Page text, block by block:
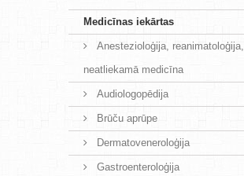
Medicīnas iekārtas
Anestezioloģija, reanimatoloģija,
neatliekamā medicīna
Audiologopēdija
Brūču aprūpe
Dermatoveneroloģija
Gastroenteroloģija